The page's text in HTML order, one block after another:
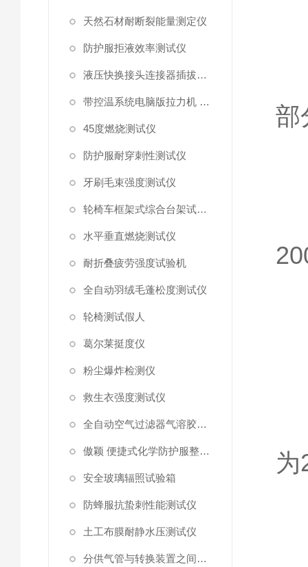
天然石材耐断裂能量测定仪
防护服拒液效率测试仪
液压快换接头连接器插拔泄漏测试仪
带控温系统电脑版拉力机 统电脑版拉力机
45度燃烧测试仪
防护服耐穿刺性测试仪
牙刷毛束强度测试仪
轮椅车框架式综合台架试验机
水平垂直燃烧测试仪
耐折叠疲劳强度试验机
全自动羽绒毛蓬松度测试仪
轮椅测试假人
葛尔莱挺度仪
粉尘爆炸检测仪
救生衣强度测试仪
全自动空气过滤器气溶胶细菌截留测试仪
傲颖 便捷式化学防护服整体气密性测试仪
安全玻璃辐照试验箱
防蜂服抗蛰刺性能测试仪
土工布膜耐静水压测试仪
分供气管与转换装置之间连接强度试验机
部
为